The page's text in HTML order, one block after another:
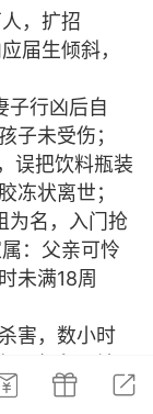
买，扩招
届生倾斜，
子行凶后自
子未受伤；
误把饮料瓶装
冻状离世；
为名，入门抢
：父亲可怜
未满18周
害，数小时
已经超过一